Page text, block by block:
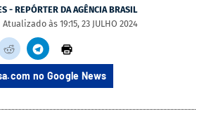
- REPÓRTER DA AGÊNCIA BRASIL
Atualizado às 19:15, 23 JULHO 2024
no Google News